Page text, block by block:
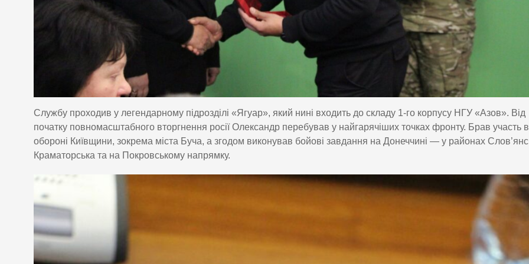
Службу проходив у легендарному підрозділі «Ягуар», який нині входить до складу 1-го корпусу НГУ «Азов». Від
початку повномасштабного вторгнення росії Олександр перебував у найгарячіших точках фронту. Брав участь в
обороні Київщини, зокрема міста Буча, а згодом виконував бойові завдання на Донеччині — у районах
Краматорська та на Покровському напрямку.